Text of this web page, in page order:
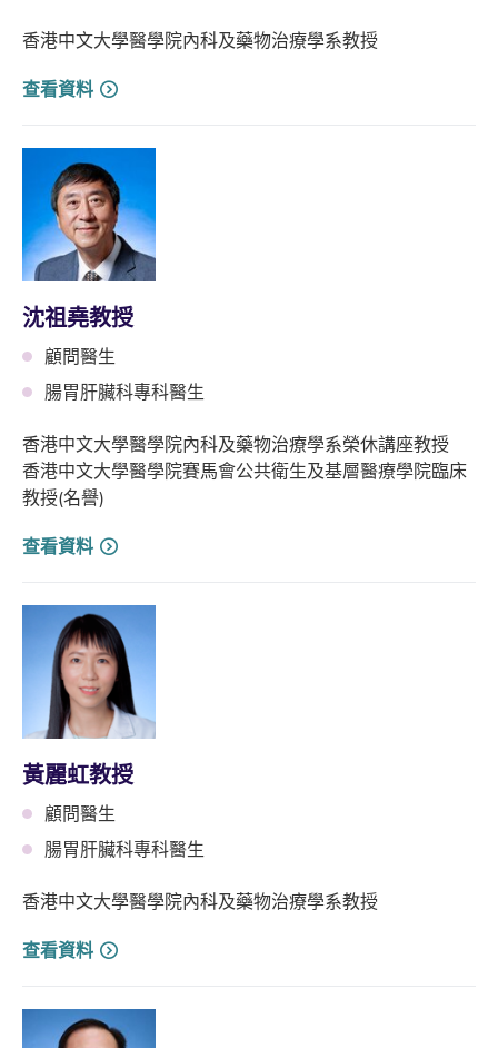
香港中文大學醫學院內科及藥物治療學系教授
查看資料
沈祖堯教授
顧問醫生
腸胃肝臟科專科醫生
香港中文大學醫學院內科及藥物治療學系榮休講座教授
香港中文大學醫學院賽馬會公共衛生及基層醫療學院臨床
教授(名譽)
查看資料
黃麗虹教授
顧問醫生
腸胃肝臟科專科醫生
香港中文大學醫學院內科及藥物治療學系教授
查看資料